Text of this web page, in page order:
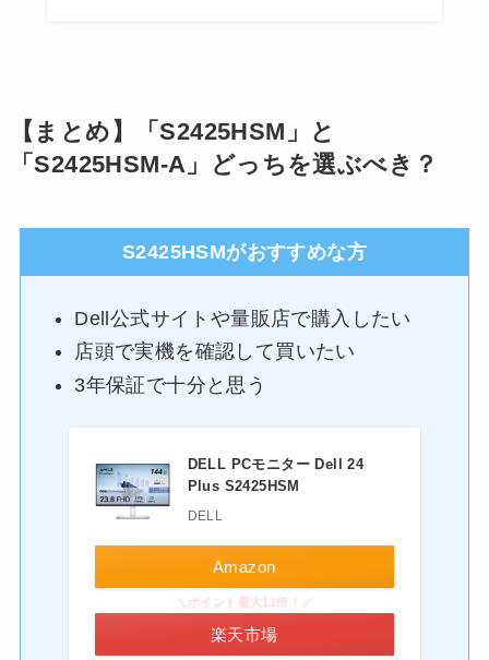
【まとめ】「S2425HSM」と
「S2425HSM-A」どっちを選ぶべき？
S2425HSMがおすすめな方
Dell公式サイトや量販店で購入したい
店頭で実機を確認して買いたい
3年保証で十分と思う
DELL PCモニター Dell 24
Plus S2425HSM
DELL
Amazon
＼ポイント最大11倍！／
楽天市場